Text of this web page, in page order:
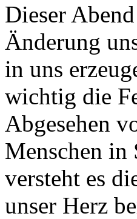
Dieser
Änderung
in uns
wichtig die
Abgesehen
Menschen in
versteht es
unser Herz